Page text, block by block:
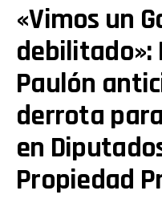
«Vimos un
debilitado»:
Paulón
derrota
en
Propiedad